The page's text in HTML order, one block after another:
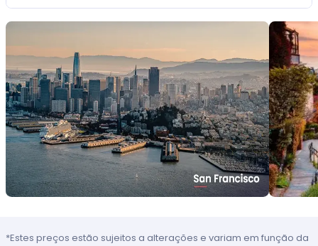
*Estes preços estão sujeitos a alterações e variam em função da